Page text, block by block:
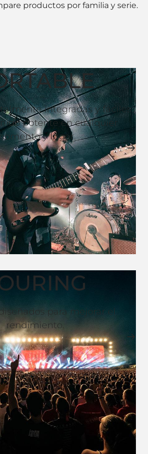
productos por familia y serie.
integradas y fáciles
potente en cualquier
y lugar.
para mejorar el
rendimiento.